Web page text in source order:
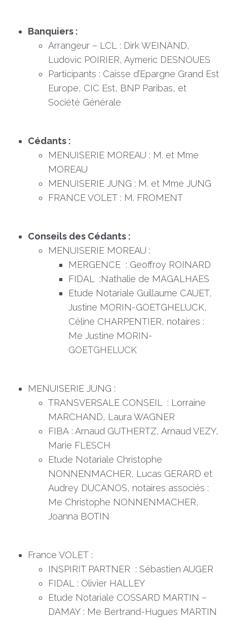
Banquiers :
Arrangeur – LCL : Dirk WEINAND,
Ludovic POIRIER, Aymeric DESNOUES
Participants : Caisse d’Epargne Grand Est
Europe, CIC Est, BNP Paribas, et
Société Générale
Cédants :
MENUISERIE MOREAU : M. et Mme
MOREAU
MENUISERIE JUNG : M. et Mme JUNG
FRANCE VOLET : M. FROMENT
Conseils des Cédants :
MENUISERIE MOREAU :
MERGENCE : Geoffroy ROINARD
FIDAL :Nathalie de MAGALHAES
Etude Notariale Guillaume CAUET,
Justine MORIN-GOETGHELUCK,
Céline CHARPENTIER, notaires :
Me Justine MORIN-
GOETGHELUCK
MENUISERIE JUNG :
TRANSVERSALE CONSEIL : Lorraine
MARCHAND, Laura WAGNER
FIBA : Arnaud GUTHERTZ, Arnaud VEZY,
Marie FLESCH
Etude Notariale Christophe
NONNENMACHER, Lucas GERARD et
Audrey DUCANOS, notaires associés :
Me Christophe NONNENMACHER,
Joanna BOTIN
France VOLET :
INSPIRIT PARTNER : Sébastien AUGER
FIDAL : Olivier HALLEY
Etude Notariale COSSARD MARTIN –
DAMAY : Me Bertrand-Hugues MARTIN